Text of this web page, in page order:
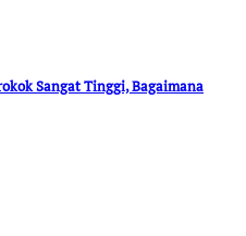
Sangat Tinggi, Bagaimana